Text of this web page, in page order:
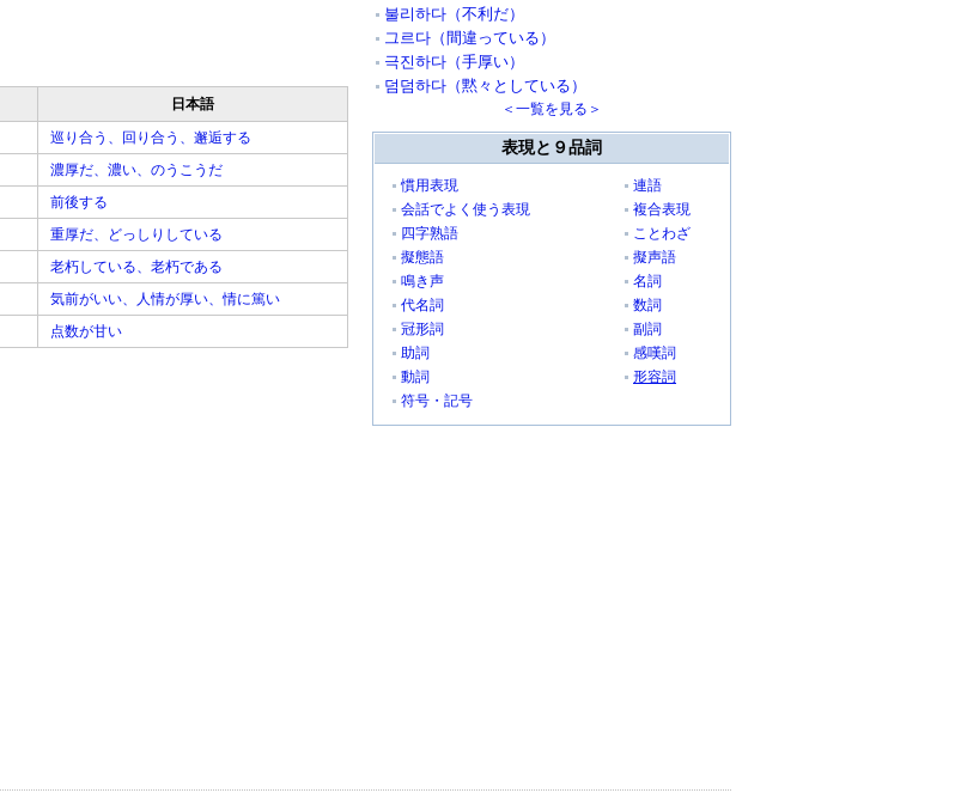
日本語
巡り合う、回り合う、邂逅する
濃厚だ、濃い、のうこうだ
前後する
重厚だ、どっしりしている
老朽している、老朽である
気前がいい、人情が厚い、情に篤い
点数が甘い
불리하다（不利だ）
그르다（間違っている）
극진하다（手厚い）
덤덤하다（黙々としている）
＜一覧を見る＞
表現と９品詞
慣用表現
連語
会話でよく使う表現
複合表現
四字熟語
ことわざ
擬態語
擬声語
鳴き声
名詞
代名詞
数詞
冠形詞
副詞
助詞
感嘆詞
動詞
形容詞
符号・記号